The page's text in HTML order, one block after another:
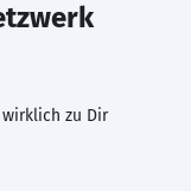
wirklich zu Dir